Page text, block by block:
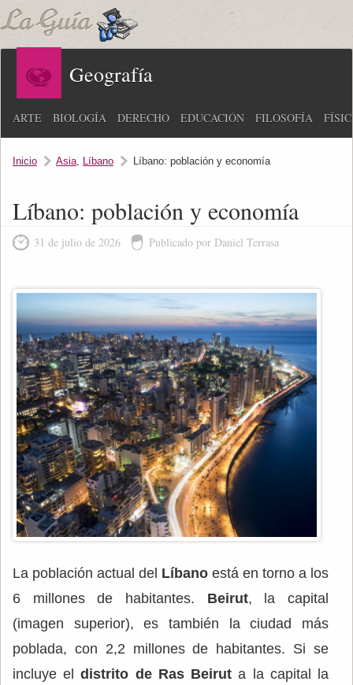
Geografía
ARTE BIOLOGÍA DERECHO EDUCACIÓN FILOSOFÍA
Inicio Asia, Líbano Líbano: población y economía
Líbano: población y economía
31 de julio de 2026 Publicado por Daniel Terrasa
La población actual del Líbano está en torno a los
6 millones de habitantes. Beirut, la capital
(imagen superior), es también la ciudad más
poblada, con 2,2 millones de habitantes. Si se
incluye eldistrito de Ras Beirut a la capital la